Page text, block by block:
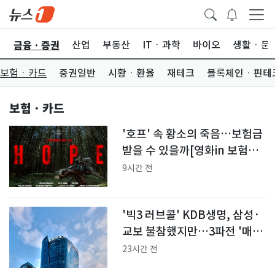
금융ㆍ증권 산업 부동산 ITㆍ과학 바이오 생활ㆍ문
보험ㆍ카드 증권일반 시황ㆍ환율 재테크 블록체인ㆍ핀테
보험ㆍ카드
'호프' 속 황소의 죽음…보험금
받을 수 있을까[영화in 보험산
책]
9시간 전
'빅3 러브콜' KDB생명, 삼성·
교보 불참했지만…3파전 '매각
청신호'(종합)
23시간 전